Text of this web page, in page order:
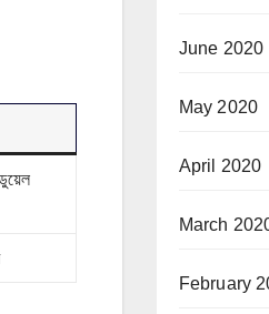
June 2020
May 2020
April 2020
March
February